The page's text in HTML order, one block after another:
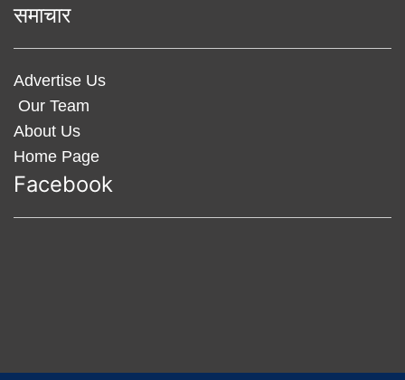
समाचार
Advertise Us
Our Team
About Us
Home Page
Facebook